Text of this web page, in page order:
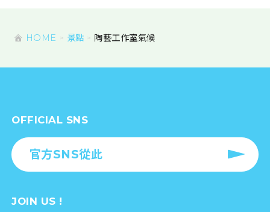
HOME 景點 陶藝工作室氣候
OFFICIAL SNS
官方SNS從此
JOIN US !